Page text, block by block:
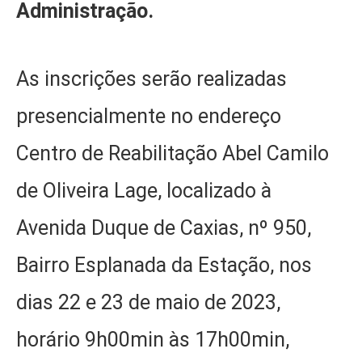
Administração.
As inscrições serão realizadas
presencialmente no endereço
Centro de Reabilitação Abel Camilo
de Oliveira Lage, localizado à
Avenida Duque de Caxias, nº 950,
Bairro Esplanada da Estação, nos
dias 22 e 23 de maio de 2023,
horário 9h00min às 17h00min,